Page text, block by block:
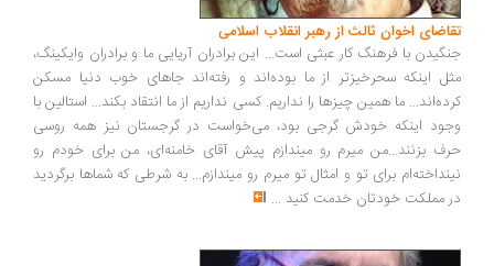
اخوان ثالث از رهبر انقلاب اسلامی
با فرهنگ کار عبثی است... این برادران آریایی ما و برادران وایکینگ،
اینکه سحرخیزتر از ما بوده‌اند و رفته‌اند جاهای خوب دنیا مسکن
ما همین چیزها را نداریم. کسی نداریم از ما انتقاد بکند... استالین با
اینکه خودش گرجی بود، می‌خواست در گرجستان نیز همه روسی
بزنند...من میرم رو میندازم پیش آقای خامنه‌ای، من برای خودم رو
برای تو و امثال تو میرم رو میندازم... به شرطی که شماها برگردید
مملکت خودتان خدمت کنید...